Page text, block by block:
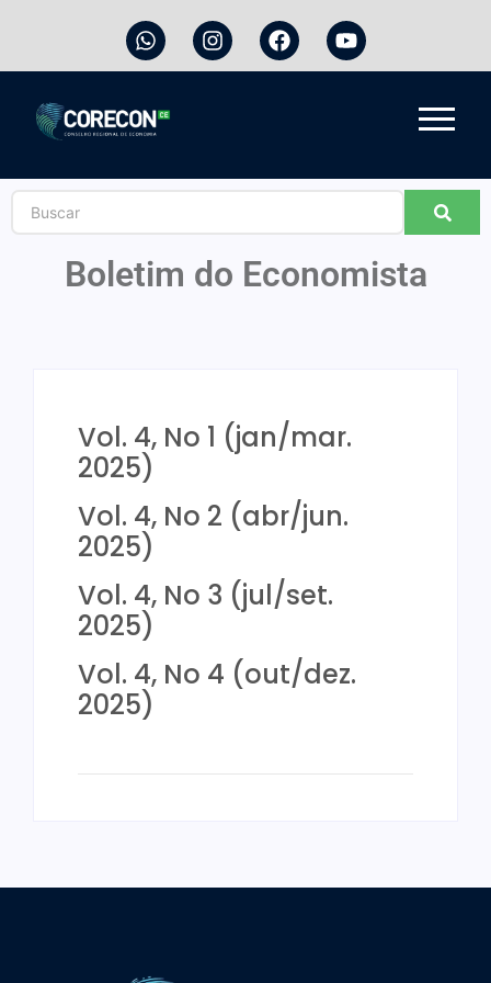
Boletim do Economista
Vol. 4, No 1 (jan/mar.
2025)
Vol. 4, No 2 (abr/jun.
2025)
Vol. 4, No 3 (jul/set.
2025)
Vol. 4, No 4 (out/dez.
2025)